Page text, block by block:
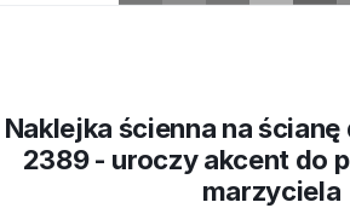
Naklejka ścienna na
2389 - uroczy akcent do
marzyciela